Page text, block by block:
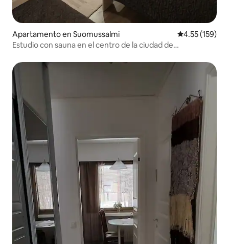
Apartamento en Suomussalmi Calificación
4.55 (159)
Estudio con sauna en el centro de la ciudad de